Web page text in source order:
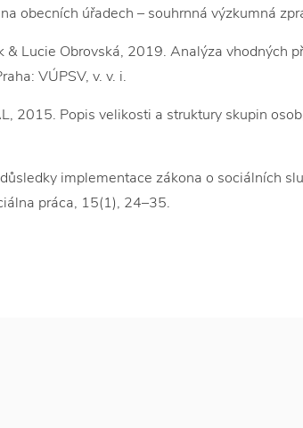
obecních úřadech – souhrnná výzkumná
& Lucie Obrovská, 2019. Analýza vhodných
VÚPSV, v. v. i.
2015. Popis velikosti a struktury skupin
implementace zákona o sociálních
práca, 15(1), 24–35.